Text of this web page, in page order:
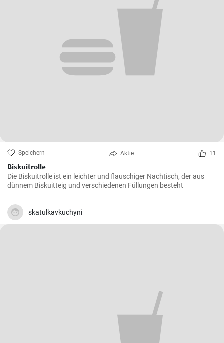
Speichern Aktie 11
Biskuitrolle
Die Biskuitrolle ist ein leichter und flauschiger Nachtisch, der aus
dünnem Biskuitteig und verschiedenen Füllungen besteht
skatulkavkuchyni